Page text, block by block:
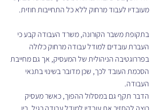
מעובדיו לעבוד מרחוק ללא כל התחייבות חוזית.
בתקופת משבר הקורונה, משרד העבודה קבע כי
העברת עובדים למודל עבודה מרחוק כלולה
בפררוגטיבה הניהולית של המעסיק, אך גם מחייבת
הסכמת העובד לכך, שכן מדובר בשינוי בתנאי
העבודה.
הדבר תקף גם במסלול ההפוך, כאשר מעסיק